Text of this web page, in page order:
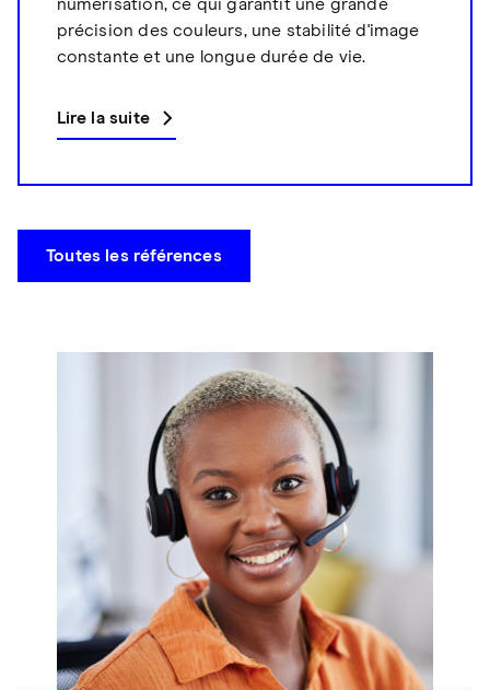
numérisation, ce qui garantit une grande
précision des couleurs, une stabilité d'image
constante et une longue durée de vie.
Lire la suite
Toutes les références